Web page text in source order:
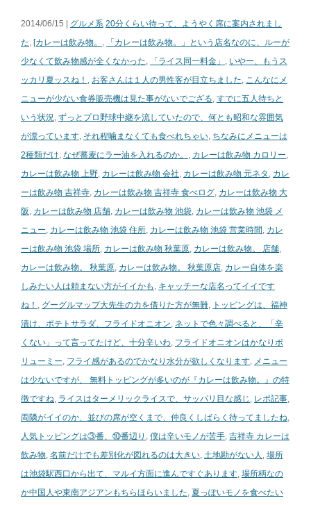
2014/06/15 | グルメ系 20分くらい待って、ようやく席に案内されまし
た, [カレーは飲み物。 ,
「カレーは飲み物。」という店名なのに、ルーが
少なくて飲み物感が全くなかった, 「ライス同一料金」 , いやー、もうス
ッカリ夏ッスね！ , お客さんは１人の男性客が目立ちました, こんなにメ
ニューが少ない食券販売機は見た事がないでござる, すでに五人待ちと
いう状況, ずっとプロ野球中継を流していたので、何とも昭和な雰囲気
が漂っています, それ程噛まなくても食べれちゃい, ちなみにメニューは
2種類だけ, なぜ蕎麦にラー油を入れるのか。 , カレーは飲み物 カロリー,
カレーは飲み物 上野, カレーは飲み物 会社, カレーは飲み物 元ネタ , カレ
ーは飲み物 吉祥寺, カレーは飲み物 吉祥寺 食べログ, カレーは飲み物 大
阪, カレーは飲み物 店舗, カレーは飲み物 池袋, カレーは飲み物 池袋 メ
ニュー, カレーは飲み物 池袋 住所, カレーは飲み物 池袋 営業時間, カレ
ーは飲み物 池袋 場所, カレーは飲み物 秋葉原, カレーは飲み物。 店舗,
カレーは飲み物。 秋葉原, カレーは飲み物。 秋葉原店, カレー自体を楽
しみたい人は頼まない方がイイかも , キャッチーな店名ってイイです
ね！ , グーグルマップ大先生の力を借りた方が無難, トッピングは、福神
漬け、ポテトサラダ、フライドオニオン, ネットで色々調べると、「辛
くない」って言ってたけど、十分辛いわ, フライドオニオンはかなりボ
リューミー, フライ感があるのでかなり水分が欲しくなります, メニュー
は少ないですが、 無料トッピングが多いのが『カレーは飲み物。』の特
徴ですね, ライスはターメリックライスで、サッパリ目な感じ , レポ記事,
両隣がイイのか、並びの席が空くまで、仲良くしばらく待ってましたね,
人気トッピングは③番、⑩番辺り , 僕は辛いモノが苦手, 吉祥寺 カレーは
飲み物, 名前だけでも差別化が図れるのは大きい, 土地勘がない人 , 場所
は池袋駅西口から出て、マルイ方面に進んですぐあります, 場所柄なの
か中国人や東南アジアンもちらほらいました, 夏っぽいモノを食べたい